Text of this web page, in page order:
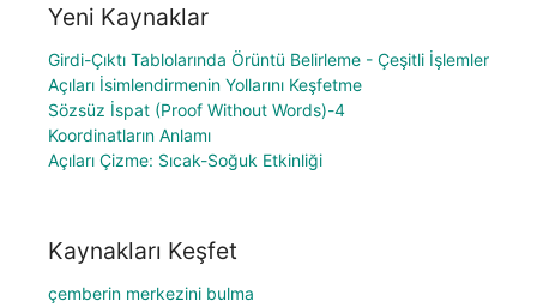
Yeni Kaynaklar
Girdi-Çıktı Tablolarında Örüntü Belirleme - Çeşitli İşlemler
Açıları İsimlendirmenin Yollarını Keşfetme
Sözsüz İspat (Proof Without Words)-4
Koordinatların Anlamı
Açıları Çizme: Sıcak-Soğuk Etkinliği
Kaynakları Keşfet
çemberin merkezini bulma